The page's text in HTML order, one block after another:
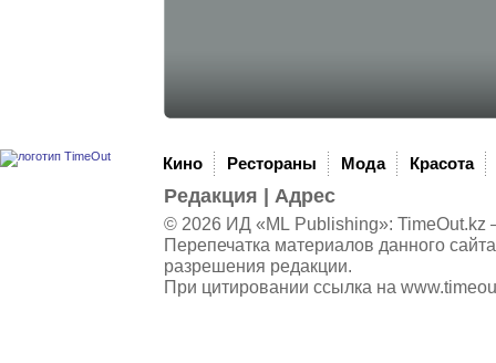
Кино Рестораны Мода Красота
Редакция Адрес
© 2026 ИД «ML Publishing»: TimeOut.kz
Перепечатка материалов данного
разрешения редакции.
При цитировании ссылка на